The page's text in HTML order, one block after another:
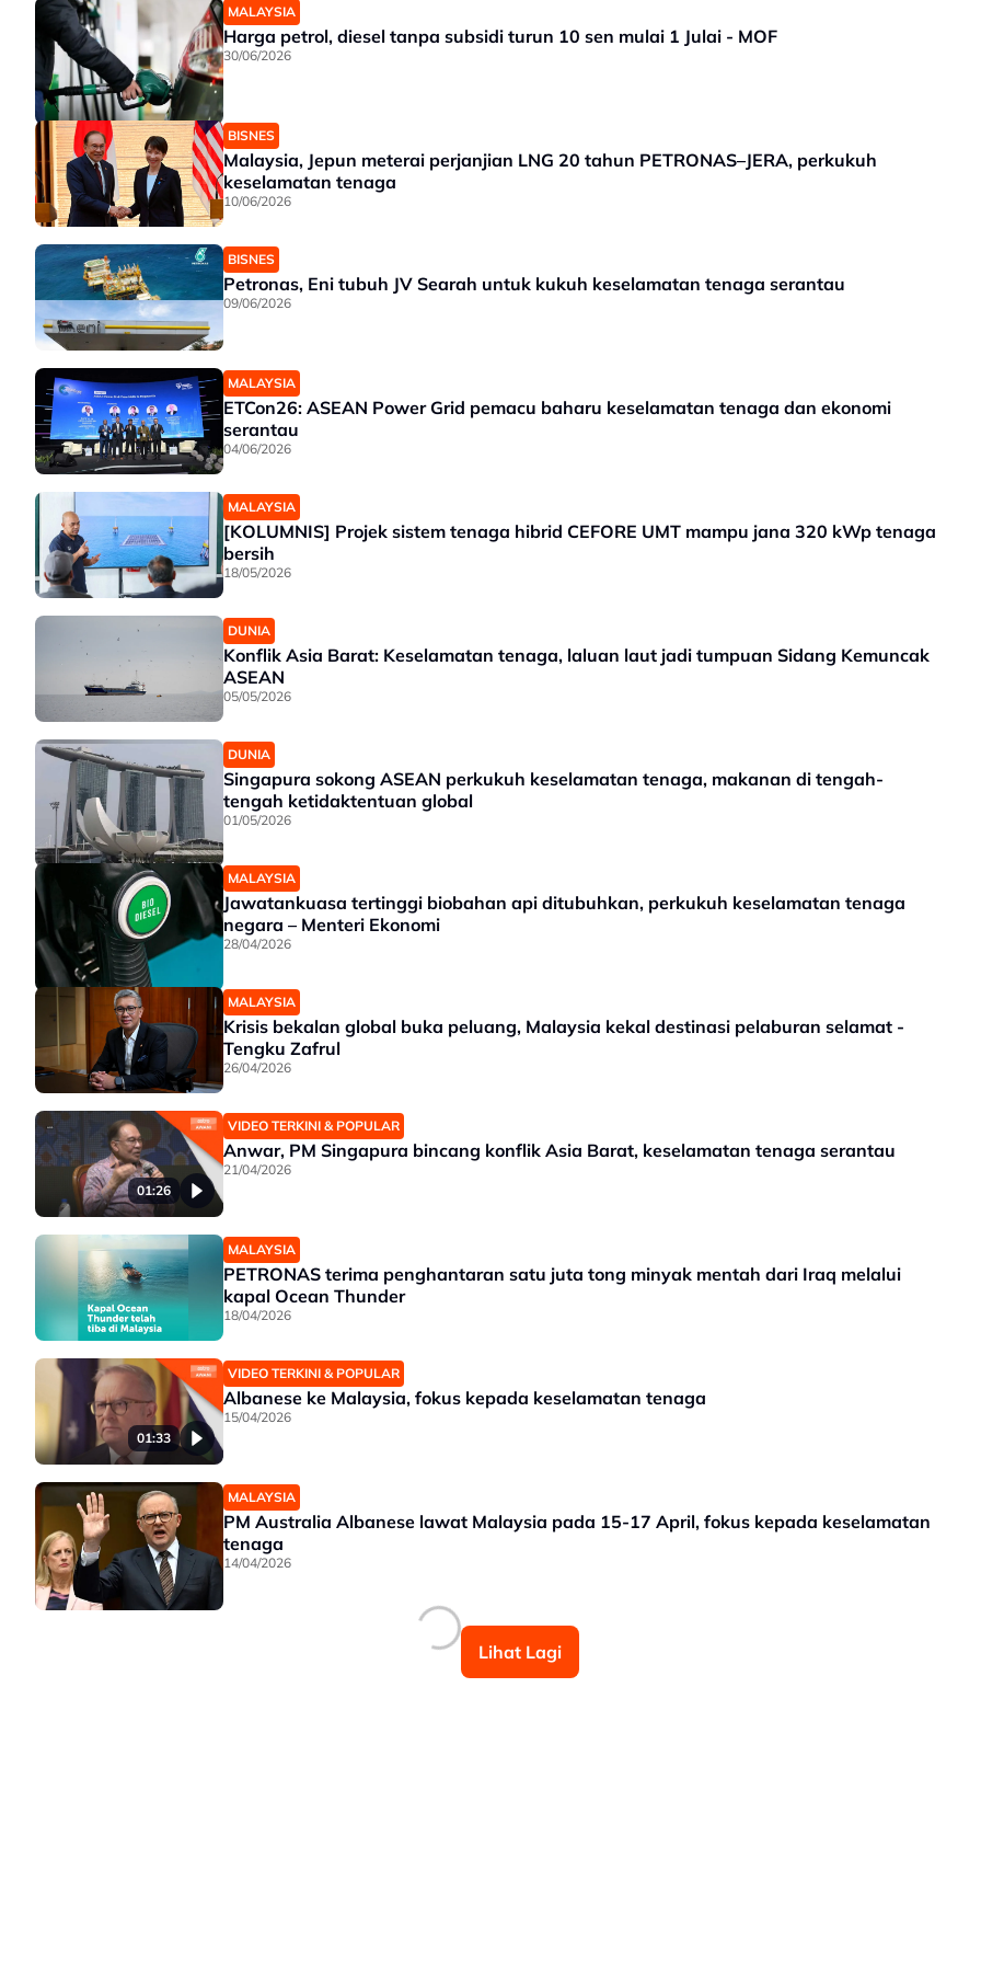
MALAYSIA
Harga petrol, diesel tanpa subsidi turun 10 sen mulai 1 Julai - MOF
30/06/2026
BISNES
Malaysia, Jepun meterai perjanjian LNG 20 tahun PETRONAS–JERA, perkukuh
keselamatan tenaga
10/06/2026
BISNES
Petronas, Eni tubuh JV Searah untuk kukuh keselamatan tenaga serantau
09/06/2026
MALAYSIA
ETCon26: ASEAN Power Grid pemacu baharu keselamatan tenaga dan ekonomi
serantau
04/06/2026
MALAYSIA
[KOLUMNIS] Projek sistem tenaga hibrid CEFORE UMT mampu jana 320 kWp tenaga
bersih
18/05/2026
DUNIA
Konflik Asia Barat: Keselamatan tenaga, laluan laut jadi tumpuan Sidang Kemuncak
ASEAN
05/05/2026
DUNIA
Singapura sokong ASEAN perkukuh keselamatan tenaga, makanan di tengah-
tengah ketidaktentuan global
01/05/2026
MALAYSIA
Jawatankuasa tertinggi biobahan api ditubuhkan, perkukuh keselamatan tenaga
negara – Menteri Ekonomi
28/04/2026
MALAYSIA
Krisis bekalan global buka peluang, Malaysia kekal destinasi pelaburan selamat -
Tengku Zafrul
26/04/2026
01:26
VIDEO TERKINI & POPULAR
Anwar, PM Singapura bincang konflik Asia Barat, keselamatan tenaga serantau
21/04/2026
MALAYSIA
PETRONAS terima penghantaran satu juta tong minyak mentah dari Iraq melalui
kapal Ocean Thunder
18/04/2026
01:33
VIDEO TERKINI & POPULAR
Albanese ke Malaysia, fokus kepada keselamatan tenaga
15/04/2026
MALAYSIA
PM Australia Albanese lawat Malaysia pada 15-17 April, fokus kepada keselamatan
tenaga
14/04/2026
Lihat Lagi